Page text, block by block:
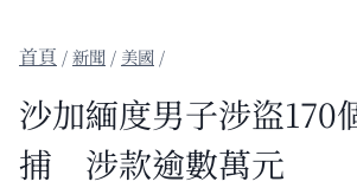
/新聞 / 美國 /
沙加緬度男子涉盜170
捕 涉款逾數萬元